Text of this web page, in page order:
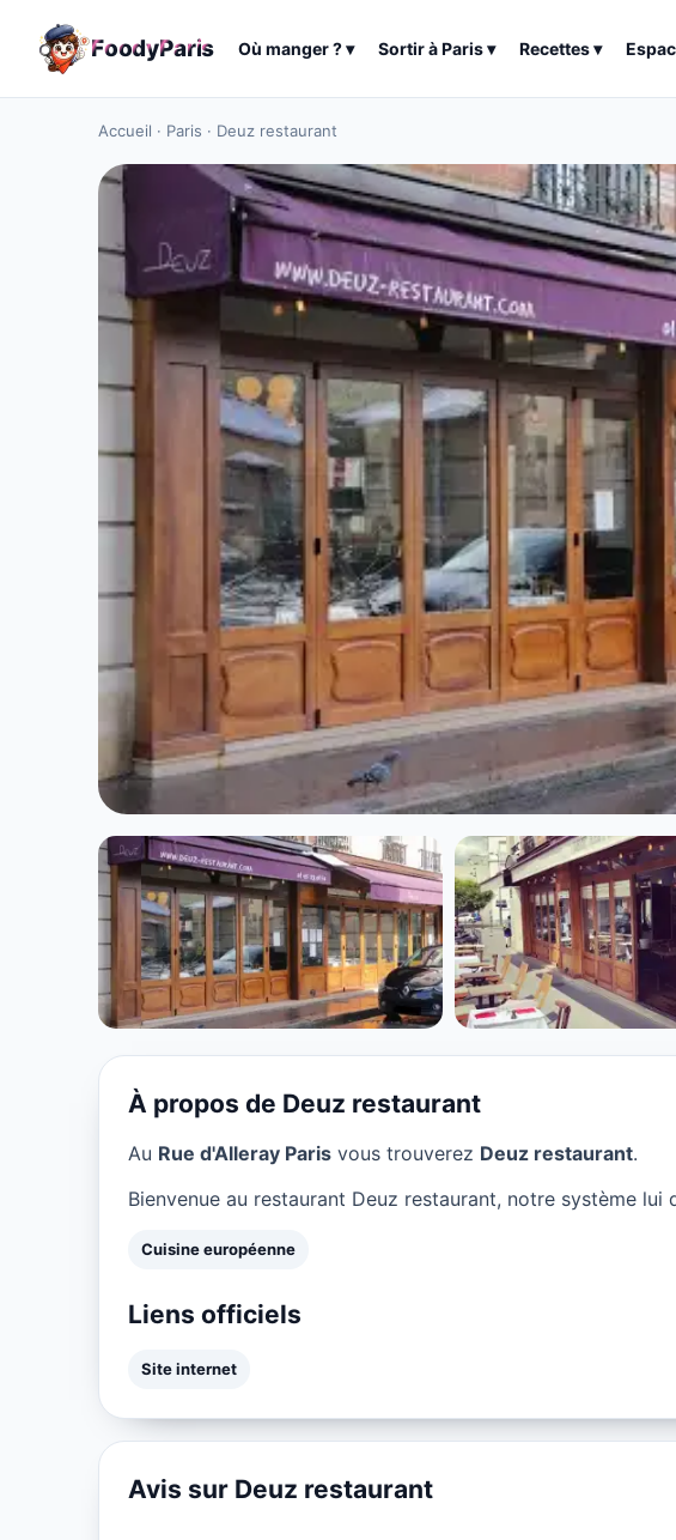
FoodyParis Où manger ?▾ Sortir àParis▾ Recettes▾
Accueil · Paris · Deuz restaurant
CUISINE EUROPÉENNE
Deuz restaurant à
★ 4.3/5
À propos de Deuz restaurant
Au Rue d'Alleray Paris vous trouverez Deuz restaurant.
Bienvenue au restaurant Deuz restaurant, notre système lui
Cuisine européenne
Liens officiels
Site internet
Avis sur Deuz restaurant